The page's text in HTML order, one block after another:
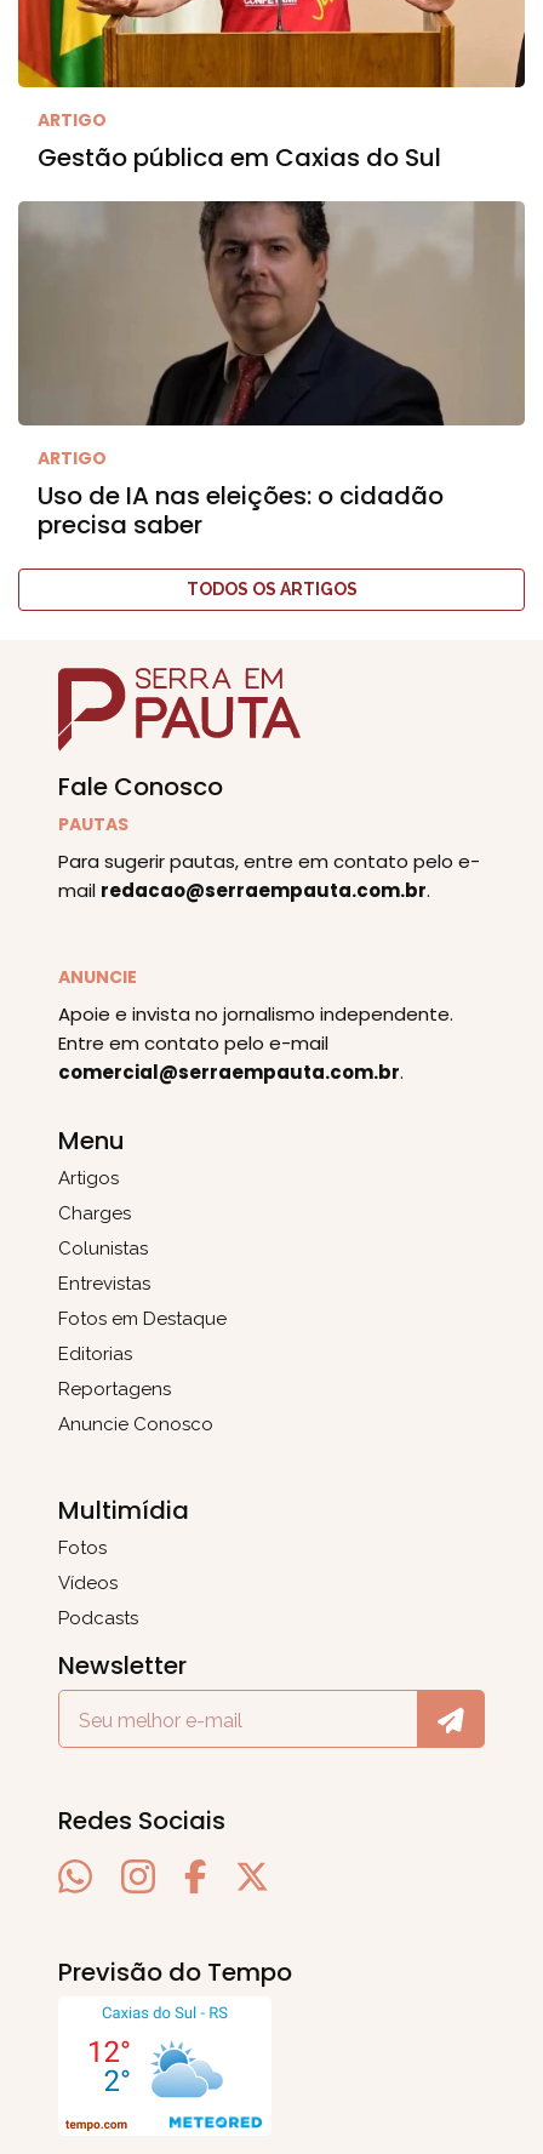
ARTIGO
Gestão pública em Caxias do Sul
ARTIGO
Uso de IA nas eleições: o cidadão
precisa saber
TODOS OS ARTIGOS
Fale Conosco
PAUTAS
Para sugerir pautas, entre em contato pelo e-
mail redacao@serraempauta.com.br.
ANUNCIE
Apoie e invista no jornalismo independente.
Entre em contato pelo e-mail
comercial@serraempauta.com.br.
Menu
Artigos
Charges
Colunistas
Entrevistas
Fotos em Destaque
Editorias
Reportagens
Anuncie Conosco
Multimídia
Fotos
Vídeos
Podcasts
Newsletter
Redes Sociais
Previsão do Tempo